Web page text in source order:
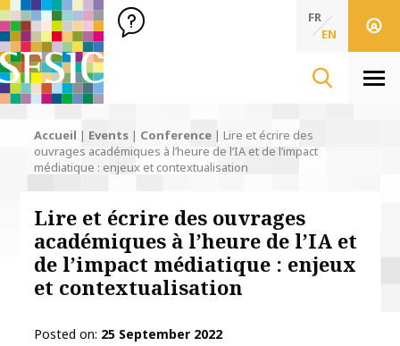
SFSIC Société Française des Sciences de l'Information & de
Société Française des Sciences de
FR
EN
Accueil | Events | Conference | Lire et écrire des
ouvrages académiques à l’heure de l’IA et de l’impact
médiatique : enjeux et contextualisation
Lire et écrire des ouvrages
académiques à l’heure de l’IA et
de l’impact médiatique : enjeux
et contextualisation
Posted on 25 September 2022